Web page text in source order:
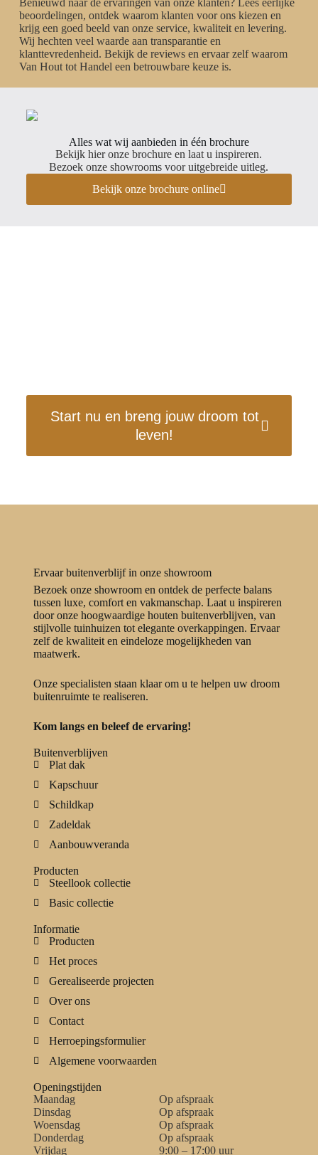
Benieuwd naar de ervaringen van onze klanten? Lees eerlijke
beoordelingen, ontdek waarom klanten voor ons kiezen en
krijg een goed beeld van onze service, kwaliteit en levering.
Wij hechten veel waarde aan transparantie en
klanttevredenheid. Bekijk de reviews en ervaar zelf waarom
Van Hout tot Handel een betrouwbare keuze is.
Alles wat wij aanbieden in één brochure
Bekijk hier onze brochure en laat u inspireren.
Bezoek onze showrooms voor uitgebreide uitleg.
Bekijk onze brochure online
Start nu en breng jouw droom tot
leven!
Ervaar buitenverblijf in onze showroom
Bezoek onze showroom en ontdek de perfecte balans
tussen luxe, comfort en vakmanschap. Laat u inspireren
door onze hoogwaardige houten buitenverblijven, van
stijlvolle tuinhuizen tot elegante overkappingen. Ervaar
zelf de kwaliteit en eindeloze mogelijkheden van
maatwerk.
Onze specialisten staan klaar om u te helpen uw droom
buitenruimte te realiseren.
Kom langs en beleef de ervaring!
Buitenverblijven
Plat dak
Kapschuur
Schildkap
Zadeldak
Aanbouwveranda
Producten
Steellook collectie
Basic collectie
Informatie
Producten
Het proces
Gerealiseerde projecten
Over ons
Contact
Herroepingsformulier
Algemene voorwaarden
Openingstijden
Maandag
Dinsdag
Woensdag
Donderdag
Vrijdag
Op afspraak
Op afspraak
Op afspraak
Op afspraak
9:00 – 17:00 uur